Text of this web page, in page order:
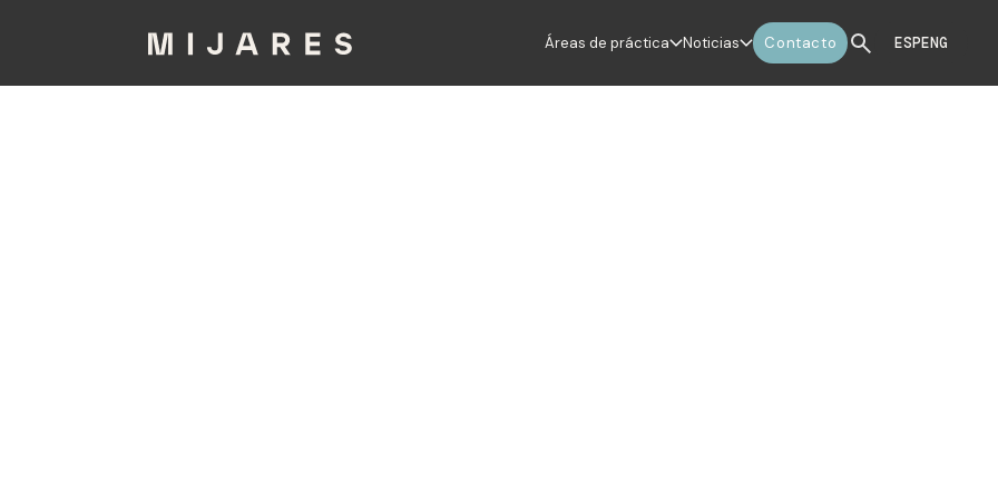
Áreas de práctica Noticias Contacto ESPENG